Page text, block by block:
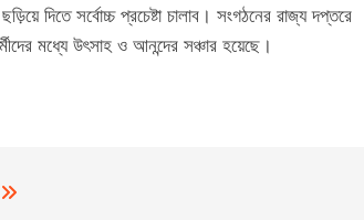
দিতে সর্বোচ্চ প্রচেষ্টা চালাব। সংগঠনের রাজ্য দপ্তরে
মধ্যে উৎসাহ ও আনন্দের সঞ্চার হয়েছে।